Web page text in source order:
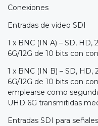
Conexiones
Entradas de video SDI
1 x BNC (IN A) – SD, HD,
6G/12G de 10 bits con
1 x BNC (IN B) – SD, HD,
6G/12G de 10 bits con
emplearse como
UHD 6G transmitidas
Entradas SDI para